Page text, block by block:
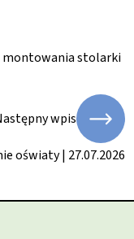
montowania stolarki
wpis
oświaty | 27.07.2026